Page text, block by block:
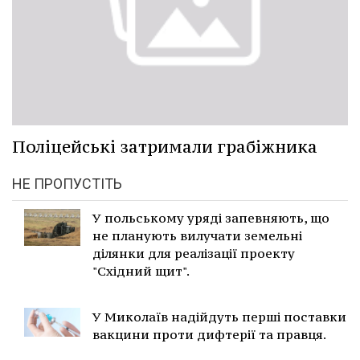
Поліцейські затримали грабіжника
НЕ ПРОПУСТІТЬ
У польському уряді запевняють, що
не планують вилучати земельні
ділянки для реалізації проекту
"Східний щит".
У Миколаїв надійдуть перші поставки
вакцини проти дифтерії та правця.